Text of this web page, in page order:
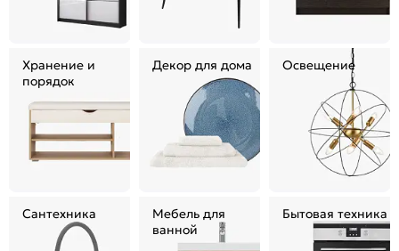
Хранение и
порядок
Декор для дома Освещение
Сантехника
Мебель для
ванной
Бытовая техника